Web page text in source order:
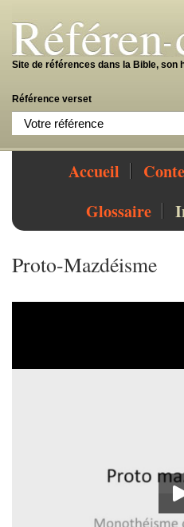
Site de références dans la Bible, son
Référence verset
Accueil
Glossaire
Proto-Mazdéisme